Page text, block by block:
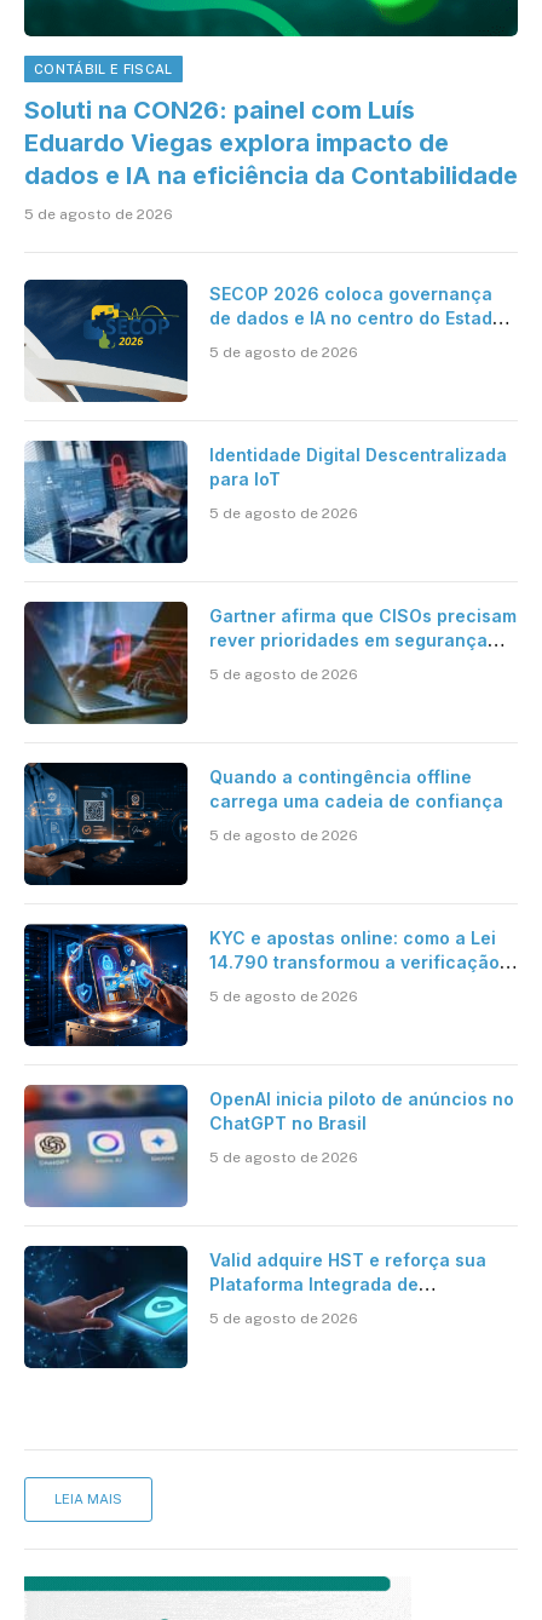
CONTÁBIL E FISCAL
Soluti na CON26: painel com Luís
Eduardo Viegas explora impacto de
dados e IA na eficiência da Contabilidade
5 de agosto de 2026
SECOP 2026 coloca governança
de dados e IA no centro do Estado
5 de agosto de 2026
Identidade Digital Descentralizada
para IoT
5 de agosto de 2026
Gartner afirma que CISOs precisam
rever prioridades em segurança
desafios impostos pela Inteligência
5 de agosto de 2026
Quando a contingência offline
carrega uma cadeia de confiança
5 de agosto de 2026
KYC e apostas online: como a Lei
14.790 transformou a verificação
brasileiro
5 de agosto de 2026
OpenAI inicia piloto de anúncios no
ChatGPT no Brasil
5 de agosto de 2026
Valid adquire HST e reforça sua
Plataforma Integrada de
5 de agosto de 2026
LEIA MAIS